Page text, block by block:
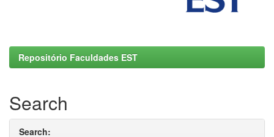
Repositório Faculdades EST
Search
Search: